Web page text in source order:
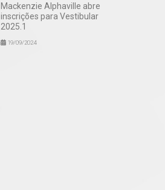
Mackenzie Alphaville abre
inscrições para Vestibular
2025.1
19/09/2024